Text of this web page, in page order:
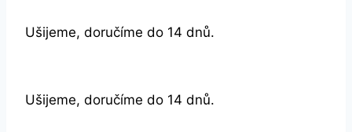
Ušijeme, doručíme do 14 dnů.
Ušijeme, doručíme do 14 dnů.